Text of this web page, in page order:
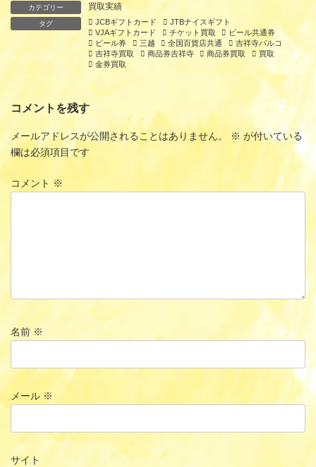
カテゴリー 買取実績
タグ JCBギフトカード
JTBナイスギフト
VJAギフトカード
チケット買取
ビール共通券
ビール券
三越 全国百貨店共通
吉祥寺パルコ
吉祥寺買取
商品券吉祥寺 商品券買取
買取
金券買取
コメントを残す
メールアドレスが公開されることはありません。 ※ が付いている
欄は必須項目です
コメント ※
名前 ※
メール ※
サイト